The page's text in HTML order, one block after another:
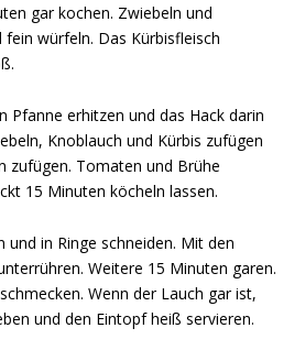
gar kochen. Zwiebeln und
fein würfeln. Das Kürbisfleisch
Pfanne erhitzen und das Hack darin
Knoblauch und Kürbis zufügen
zufügen. Tomaten und Brühe
15 Minuten köcheln lassen.
und in Ringe schneiden. Mit den
Weitere 15 Minuten garen.
Wenn der Lauch gar ist,
und den Eintopf heiß servieren.